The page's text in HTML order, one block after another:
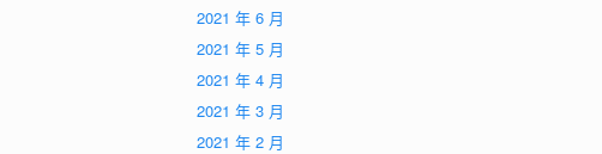
2021 年 6 月
2021 年 5 月
2021 年 4 月
2021 年 3 月
2021 年 2 月